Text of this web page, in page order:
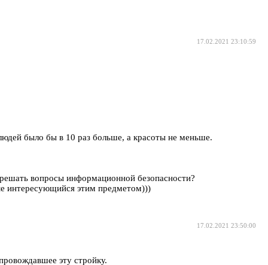
17.02.2021 23:10:59
было бы в 10 раз больше, а красоты не меньше.
вопросы информационной безопасности?
интересующийся этим предметом)))
17.02.2021 23:50:00
эту стройку.